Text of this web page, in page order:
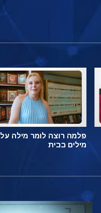
פלמה רוצה לומר מילה על
מילים בבית